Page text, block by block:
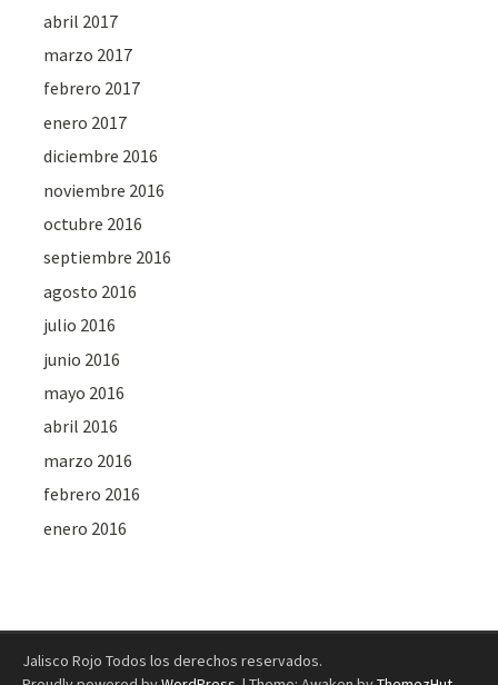
abril 2017
marzo 2017
febrero 2017
enero 2017
diciembre 2016
noviembre 2016
octubre 2016
septiembre 2016
agosto 2016
julio 2016
junio 2016
mayo 2016
abril 2016
marzo 2016
febrero 2016
enero 2016
Jalisco Rojo Todos los derechos reservados.